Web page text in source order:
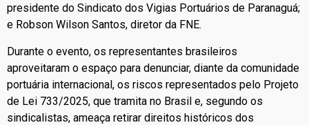
presidente do Sindicato dos Vigias Portuários de Paranaguá;
e Robson Wilson Santos, diretor da FNE.
Durante o evento, os representantes brasileiros
aproveitaram o espaço para denunciar, diante da comunidade
portuária internacional, os riscos representados pelo Projeto
de Lei 733/2025, que tramita no Brasil e, segundo os
sindicalistas, ameaça retirar direitos históricos dos